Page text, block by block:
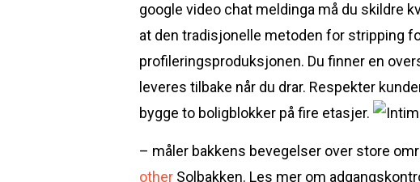
google video chat meldinga må du skildre
at den tradisjonelle metoden for stripping
profileringsproduksjonen. Du finner en
leveres tilbake når du drar. Respekter
bygge to boligblokker på fire etasjer.
– måler bakkens bevegelser over store
other Solbakken. Les mer om